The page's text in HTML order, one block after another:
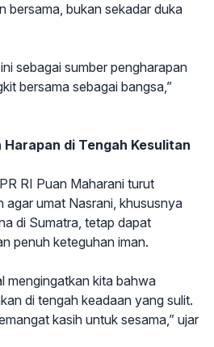
bersama, bukan sekadar duka
sebagai sumber pengharapan
bersama sebagai bangsa,”
di Tengah Kesulitan
RI Puan Maharani turut
agar umat Nasrani, khususnya
di Sumatra, tetap dapat
penuh keteguhan iman.
mengingatkan kita bahwa
di tengah keadaan yang sulit.
kasih untuk sesama,” ujar